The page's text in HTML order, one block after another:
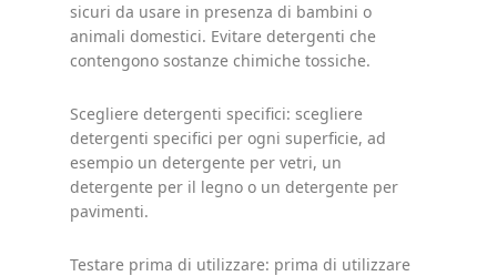
sicuri da usare in presenza di bambini o
animali domestici. Evitare detergenti che
contengono sostanze chimiche tossiche.
Scegliere detergenti specifici: scegliere
detergenti specifici per ogni superficie, ad
esempio un detergente per vetri, un
detergente per il legno o un detergente per
pavimenti.
Testare prima di utilizzare: prima di utilizzare